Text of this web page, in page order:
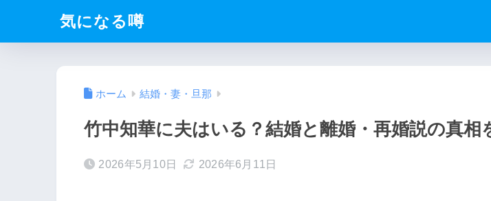
気になる噂
ホーム 結婚・妻・旦那
竹中知華に夫はいる？結婚と離婚・再婚説の真相
2026年5月10日 2026年6月11日